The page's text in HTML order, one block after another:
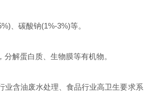
、碳酸钠(1%-3%)等。
解蛋白质、生物膜等有机物。
含油废水处理、食品行业高卫生要求系